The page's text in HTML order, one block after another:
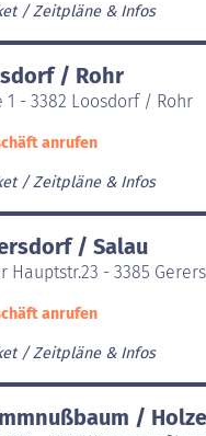
Zeitpläne & Infos
/ Rohr
1 - 3382 Loosdorf / Rohr
anrufen
Zeitpläne & Infos
/ Salau
Hauptstr.23 - 3385
anrufen
Zeitpläne & Infos
/